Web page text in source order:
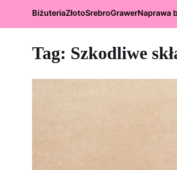
BiżuteriaZłotoSrebroGrawerNaprawa
Tag: Szkodliwe